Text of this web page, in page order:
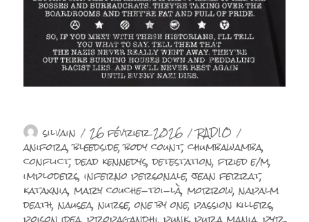
Auteur
silvain Publié
le
26 février 2026 Catégories
RADIO
anifora,bleedside,body count,chumbawamba,
conflict,dead kennedys,detestation,fried e/m,
imploders,inferno personale,jean ferrat,
kataxnia,mary couche-toi-là,morrow,napalm
death,nausea,nurse,one by one,passion killers,